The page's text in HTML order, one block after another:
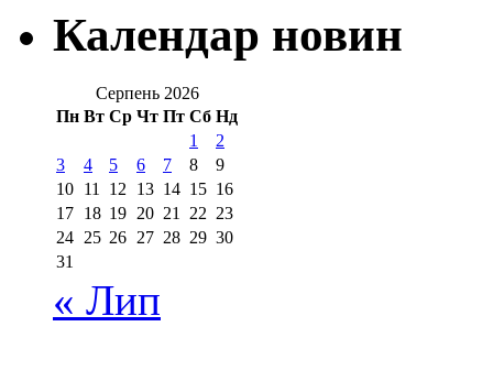
Календар новин
Серпень 2026
Пн Вт Ср Чт Пт Сб Нд
1
2
3
4 5 6 7 8
9
10 11 12 13 14 15 16
17 18 19 20 21 22 23
24 25 26 27 28 29 30
31
« Лип